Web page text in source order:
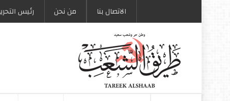
الاتصال بنا من نحن رئیس